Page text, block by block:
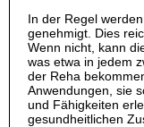
In der Regel
genehmigt. Dies
Wenn nicht, kann
was etwa in jedem
der Reha
Anwendungen, sie
und Fähigkeiten
gesundheitlichen